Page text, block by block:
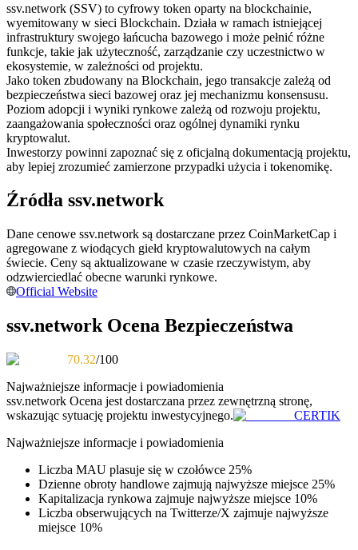
Kopiowanie Transakcji
Dołącz do najlepszych traderów
Zostań traderem kopiującym
Ciesz się podziałem zysków i prowizjami z kopiowania
transakcji
Informacja
Analiza Big Data, w tym informacje handlowe itp.
ssv.network (SSV) to cyfrowy token oparty na blockchainie,
wyemitowany w sieci Blockchain. Działa w ramach istniejącej
infrastruktury swojego łańcucha bazowego i może pełnić różne
funkcje, takie jak użyteczność, zarządzanie czy uczestnictwo w
ekosystemie, w zależności od projektu.
Jako token zbudowany na Blockchain, jego transakcje zależą od
bezpieczeństwa sieci bazowej oraz jej mechanizmu konsensusu.
Poziom adopcji i wyniki rynkowe zależą od rozwoju projektu,
zaangażowania społeczności oraz ogólnej dynamiki rynku
kryptowalut.
Inwestorzy powinni zapoznać się z oficjalną dokumentacją projektu,
aby lepiej zrozumieć zamierzone przypadki użycia i tokenomikę.
Źródła ssv.network
Dane cenowe ssv.network są dostarczane przez CoinMarketCap i
agregowane z wiodących giełd kryptowalutowych na całym
świecie. Ceny są aktualizowane w czasie rzeczywistym, aby
odzwierciedlać obecne warunki rynkowe.
Official Website
ssv.network Ocena Bezpieczeństwa
70.32/100
Najważniejsze informacje i powiadomienia
ssv.network Ocena jest dostarczana przez zewnętrzną stronę,
wskazując sytuację projektu inwestycyjnego.
CERTIK
Najważniejsze informacje i powiadomienia
Liczba MAU plasuje się w czołówce 25%
Dzienne obroty handlowe zajmują najwyższe miejsce 25%
Kapitalizacja rynkowa zajmuje najwyższe miejsce 10%
Liczba obserwujących na Twitterze/X zajmuje najwyższe
miejsce 10%